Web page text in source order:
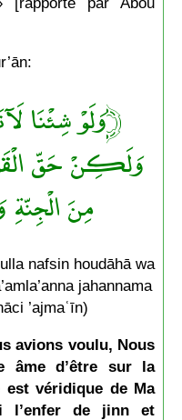
﴿وَلَوْ شِئْنَا
وَلَكِنْ حَقّ
مِنَ الْجِنّةِ
nafsin houdāhā wa
jahannama
’ajmaʿīn)
avions voulu, Nous
âme d’être sur la
véridique de Ma
l’enfer de jinn et